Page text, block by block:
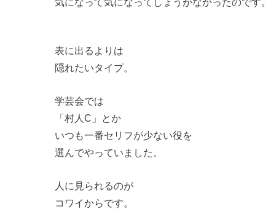
表に出るよりは
隠れたいタイプ。
学芸会では
「村人C」とか
いつも一番セリフが少ない役を
選んでやっていました。
人に見られるのが
コワイからです。